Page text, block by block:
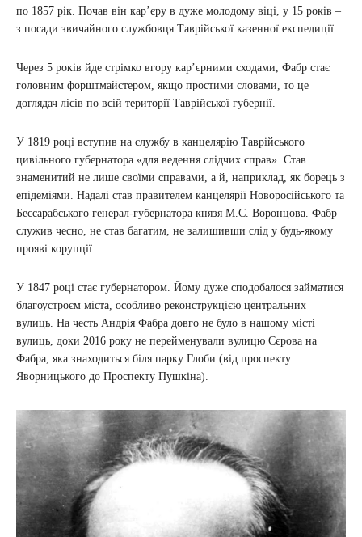
по 1857 рік. Почав він кар’єру в дуже молодому віці, у 15 років –
з посади звичайного службовця Таврійської казенної експедиції.
Через 5 років йде стрімко вгору кар’єрними сходами, Фабр стає
головним форштмайстером, якщо простими словами, то це
доглядач лісів по всій території Таврійської губернії.
У 1819 році вступив на службу в канцелярію Таврійського
цивільного губернатора «для ведення слідчих справ». Став
знаменитий не лише своїми справами, а й, наприклад, як борець з
епідеміями. Надалі став правителем канцелярії Новоросійського та
Бессарабського генерал-губернатора князя М.С. Воронцова. Фабр
служив чесно, не став багатим, не залишивши слід у будь-якому
прояві корупції.
У 1847 році стає губернатором. Йому дуже сподобалося займатися
благоустроєм міста, особливо реконструкцією центральних
вулиць. На честь Андрія Фабра довго не було в нашому місті
вулиць, доки 2016 року не перейменували вулицю Сєрова на
Фабра, яка знаходиться біля парку Глоби (від проспекту
Яворницького до Проспекту Пушкіна).